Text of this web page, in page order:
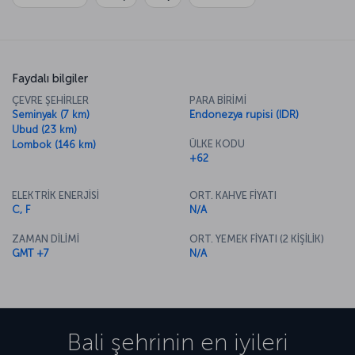
Faydalı bilgiler
ÇEVRE ŞEHİRLER
Seminyak (7 km)
Ubud (23 km)
Lombok (146 km)
PARA BİRİMİ
Endonezya rupisi (IDR)
ÜLKE KODU
+62
ELEKTRİK ENERJİSİ
C, F
ZAMAN DİLİMİ
GMT +7
ORT. KAHVE FİYATI
N/A
ORT. YEMEK FİYATI (2 KİŞİLİK)
N/A
Bali şehrinin en iyileri